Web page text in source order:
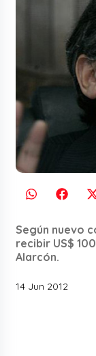
Según nuevo
recibir US$
Alarcón.
14 Jun 2012